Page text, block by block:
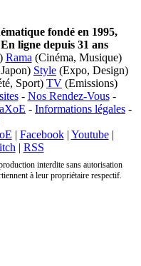
fondé en 1995,
ligne depuis 31 ans
Rama (Cinéma, Musique)
Style (Expo, Design)
Sport) TV (Emissions)
- Nos Rendez-Vous-
- Informations légales -
| Facebook| Youtube|
| RSS
interdite sans autorisation
à leur propriétaire respectif.